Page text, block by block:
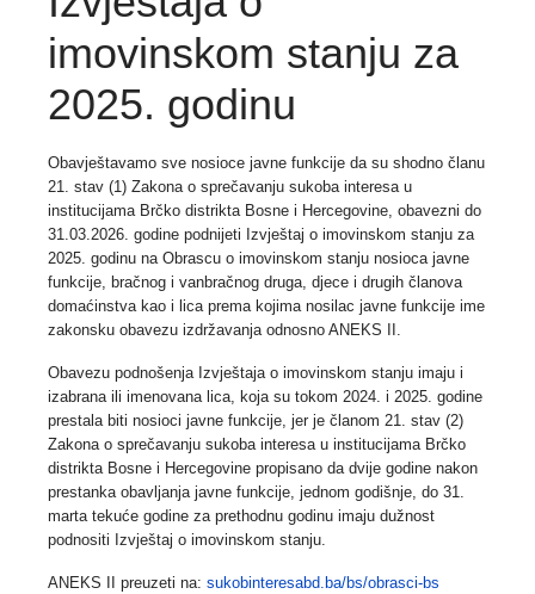
imovinskom stanju za
2025. godinu
Obavještavamo sve nosioce javne funkcije da su shodno članu
21. stav (1) Zakona o sprečavanju sukoba interesa u
institucijama Brčko distrikta Bosne i Hercegovine, obavezni do
31.03.2026. godine podnijeti Izvještaj o imovinskom stanju za
2025. godinu na Obrascu o imovinskom stanju nosioca javne
funkcije, bračnog i vanbračnog druga, djece i drugih članova
domaćinstva kao i lica prema kojima nosilac javne funkcije ime
zakonsku obavezu izdržavanja odnosno ANEKS II.
Obavezu podnošenja Izvještaja o imovinskom stanju imaju i
izabrana ili imenovana lica, koja su tokom 2024. i 2025. godine
prestala biti nosioci javne funkcije, jer je članom 21. stav (2)
Zakona o sprečavanju sukoba interesa u institucijama Brčko
distrikta Bosne i Hercegovine propisano da dvije godine nakon
prestanka obavljanja javne funkcije, jednom godišnje, do 31.
marta tekuće godine za prethodnu godinu imaju dužnost
podnositi Izvještaj o imovinskom stanju.
ANEKS II preuzeti na: sukobinteresabd.ba/bs/obrasci-bs